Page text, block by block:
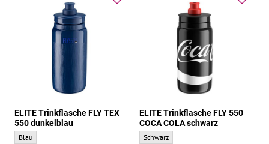
ELITE Trinkflasche FLY TEX
550 dunkelblau
ELITE Trinkflasche FLY TEX 550 dunkelblau - Grundfarbe:
Blau
ELITE Trinkflasche FLY 550
COCA COLA schwarz
ELITE Trinkflasche FLY 550 COCA COLA
Schwarz